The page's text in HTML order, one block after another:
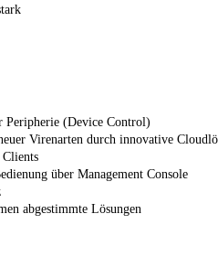
Peripherie (Device Control)
Virenarten durch innovative
über Management Console
abgestimmte Lösungen